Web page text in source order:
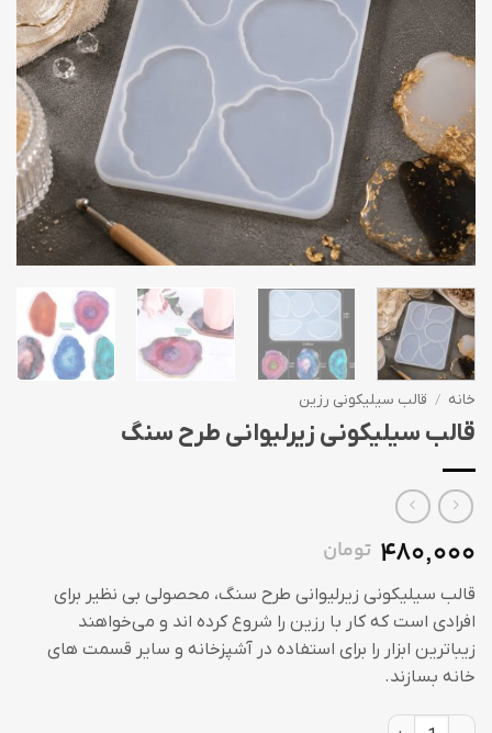
خانه / قالب سیلیکونی رزین
قالب سیلیکونی زیرلیوانی طرح سنگ
480,000 تومان
قالب سیلیکونی زیرلیوانی طرح سنگ، محصولی بی نظیر برای
افرادی است که کار با رزین را شروع کرده اند و می‎‌خواهند
زیباترین ابزار را برای استفاده در آشپزخانه و سایر قسمت های
خانه بسازند.
قالب سیلیکونی زیرلیوانی طرح سنگ عدد